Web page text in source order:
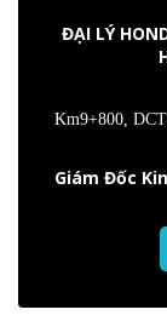
ĐẠI LÝ
Km9+800,
Giám Đốc